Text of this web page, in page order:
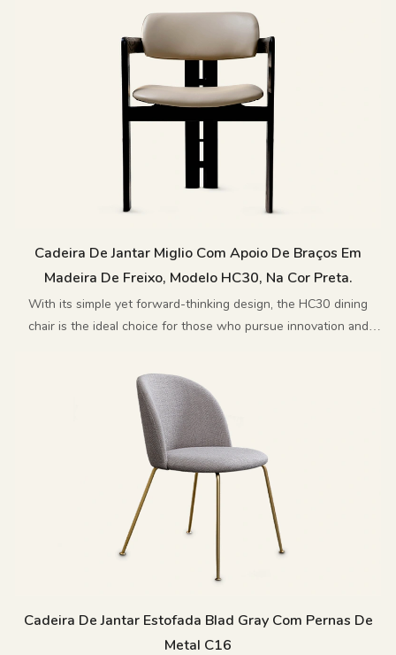
Cadeira De Jantar Miglio Com Apoio De Braços Em
Madeira De Freixo, Modelo HC30, Na Cor Preta.
With its simple yet forward-thinking design, the HC30 dining
chair is the ideal choice for those who pursue innovation and
Cadeira De Jantar Estofada Blad Gray Com Pernas De
Metal C16